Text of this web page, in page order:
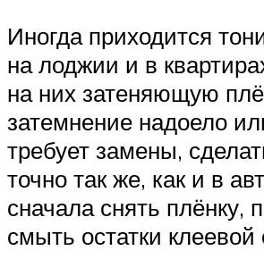
Иногда приходится
на лоджии и в
на них затеняющую
затемнение надоело
требует замены,
точно так же, как и в
сначала снять плёнку,
смыть остатки